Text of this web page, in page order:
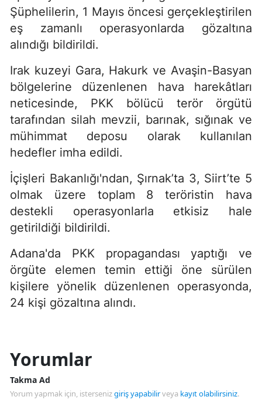
Şüphelilerin, 1 Mayıs öncesi gerçekleştirilen
eş zamanlı operasyonlarda gözaltına
alındığı bildirildi.
Irak kuzeyi Gara, Hakurk ve Avaşin-Basyan
bölgelerine düzenlenen hava harekâtları
neticesinde, PKK bölücü terör örgütü
tarafından silah mevzii, barınak, sığınak ve
mühimmat deposu olarak kullanılan
hedefler imha edildi.
İçişleri Bakanlığı'ndan, Şırnak’ta 3, Siirt’te 5
olmak üzere toplam 8 teröristin hava
destekli operasyonlarla etkisiz hale
getirildiği bildirildi.
Adana'da PKK propagandası yaptığı ve
örgüte elemen temin ettiği öne sürülen
kişilere yönelik düzenlenen operasyonda,
24 kişi gözaltına alındı.
Yorumlar
Takma Ad
Yorum yapmak için, istersenizgiriş yapabilirveya kayıt olabilirsiniz.